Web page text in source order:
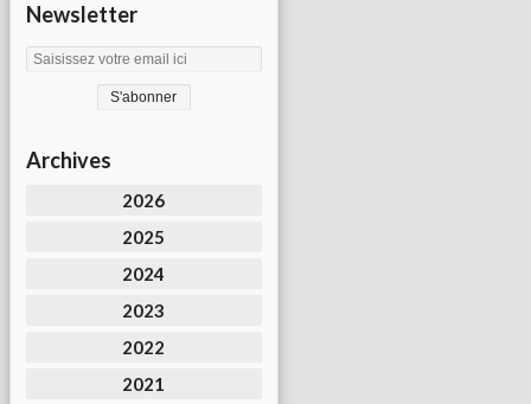
Newsletter
Archives
2026
2025
2024
2023
2022
2021